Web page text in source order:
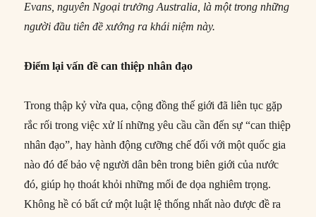
Evans, nguyên Ngoại trưởng Australia, là một trong những
người đầu tiên đề xướng ra khái niệm này.
Điểm lại vấn đề can thiệp nhân đạo
Trong thập kỷ vừa qua, cộng đồng thế giới đã liên tục gặp
rắc rối trong việc xử lí những yêu cầu cần đến sự “can thiệp
nhân đạo”, hay hành động cưỡng chế đối với một quốc gia
nào đó để bảo vệ người dân bên trong biên giới của nước
đó, giúp họ thoát khỏi những mối đe dọa nghiêm trọng.
Không hề có bất cứ một luật lệ thống nhất nào được đề ra